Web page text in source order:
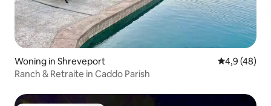
Woning in Shreveport Gemiddelde
4,9 (48)
Ranch & Retraite in Caddo Parish